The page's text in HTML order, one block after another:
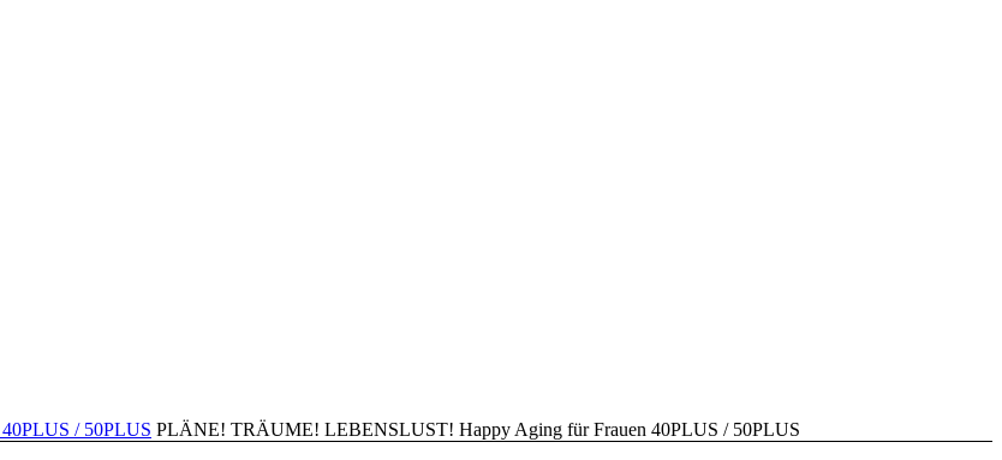
PLÄNE! TRÄUME! LEBENSLUST! Happy Aging für Frauen 40PLUS / 50PLUS